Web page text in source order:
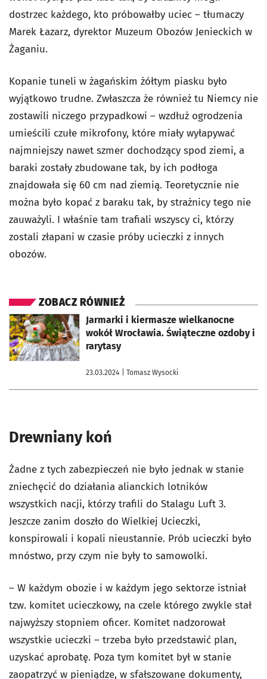
dostrzec każdego, kto próbowałby uciec – tłumaczy
Marek Łazarz, dyrektor Muzeum Obozów Jenieckich w
Żaganiu.
Kopanie tuneli w żagańskim żółtym piasku było
wyjątkowo trudne. Zwłaszcza że również tu Niemcy nie
zostawili niczego przypadkowi – wzdłuż ogrodzenia
umieścili czułe mikrofony, które miały wyłapywać
najmniejszy nawet szmer dochodzący spod ziemi, a
baraki zostały zbudowane tak, by ich podłoga
znajdowała się 60 cm nad ziemią. Teoretycznie nie
można było kopać z baraku tak, by strażnicy tego nie
zauważyli. I właśnie tam trafiali wszyscy ci, którzy
zostali złapani w czasie próby ucieczki z innych
obozów.
ZOBACZ RÓWNIEŻ
Jarmarki i kiermasze wielkanocne
wokół Wrocławia. Świąteczne ozdoby i
rarytasy
23.03.2024 | Tomasz Wysocki
otworzy się w nowej karcie
Drewniany koń
Żadne z tych zabezpieczeń nie było jednak w stanie
zniechęcić do działania alianckich lotników
wszystkich nacji, którzy trafili do Stalagu Luft 3.
Jeszcze zanim doszło do Wielkiej Ucieczki,
konspirowali i kopali nieustannie. Prób ucieczki było
mnóstwo, przy czym nie były to samowolki.
– W każdym obozie i w każdym jego sektorze istniał
tzw. komitet ucieczkowy, na czele którego zwykle stał
najwyższy stopniem oficer. Komitet nadzorował
wszystkie ucieczki – trzeba było przedstawić plan,
uzyskać aprobatę. Poza tym komitet był w stanie
zaopatrzyć w pieniądze, w sfałszowane dokumenty,